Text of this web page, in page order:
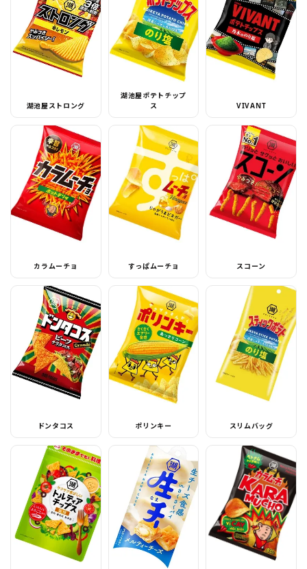
湖池屋ストロング
湖池屋ポテトチップ
ス
VIVANT
カラムーチョ すっぱムーチョ スコーン
ドンタコス ポリンキー スリムバッグ